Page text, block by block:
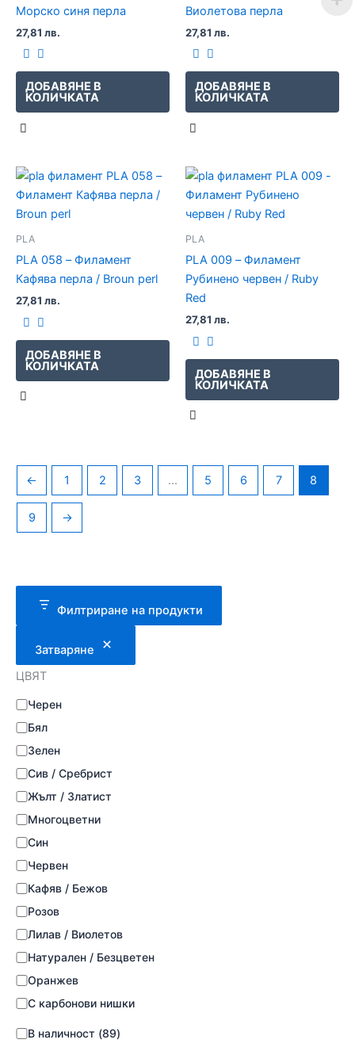
Морско синя перла
27,81 лв.
ДОБАВЯНЕ В
КОЛИЧКАТА
Виолетова перла
27,81 лв.
ДОБАВЯНЕ В
КОЛИЧКАТА
PLA
PLA 058 – Филамент
Кафява перла / Broun perl
27,81 лв.
ДОБАВЯНЕ В
КОЛИЧКАТА
PLA
PLA 009 – Филамент
Рубинено червен / Ruby
Red
27,81 лв.
ДОБАВЯНЕ В
КОЛИЧКАТА
← 1 2 3 … 5 6 7 8
9 →
Филтриране на продукти
Затваряне
ЦВЯТ
Черен
Бял
Зелен
Сив / Сребрист
Жълт / Златист
Многоцветни
Син
Червен
Кафяв / Бежов
Розов
Лилав / Виолетов
Натурален / Безцветен
Оранжев
С карбонови нишки
В наличност (89)